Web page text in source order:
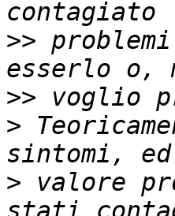
>>
>>
>
> valore